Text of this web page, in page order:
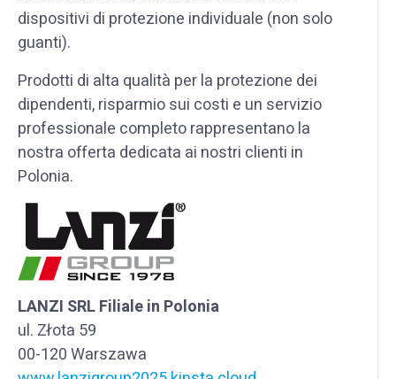
dispositivi di protezione individuale (non solo
guanti).
Prodotti di alta qualità per la protezione dei
dipendenti, risparmio sui costi e un servizio
professionale completo rappresentano la
nostra offerta dedicata ai nostri clienti in
Polonia.
LANZI SRL Filiale in Polonia
ul. Złota 59
00-120 Warszawa